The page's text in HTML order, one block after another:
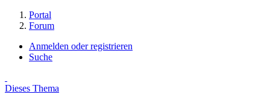
Portal
Forum
Anmelden oder registrieren
Suche
Dieses Thema